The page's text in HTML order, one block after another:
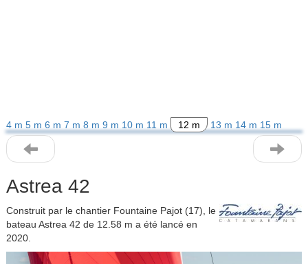
4 m 5 m 6 m 7 m 8 m 9 m 10 m 11 m 12 m 13 m 14 m 15 m
Astrea 42
Construit par le chantier Fountaine Pajot (17), le
bateau Astrea 42 de 12.58 m a été lancé en
2020.